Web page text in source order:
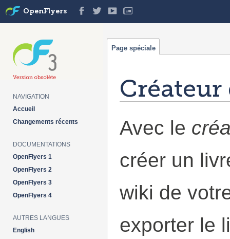
Avec le
créer un
wiki de
exporter le
Page spéciale
OpenFlyers
NAVIGATION
Accueil
Changements récents
DOCUMENTATIONS
OpenFlyers 1
OpenFlyers 2
OpenFlyers 3
OpenFlyers 4
AUTRES LANGUES
English